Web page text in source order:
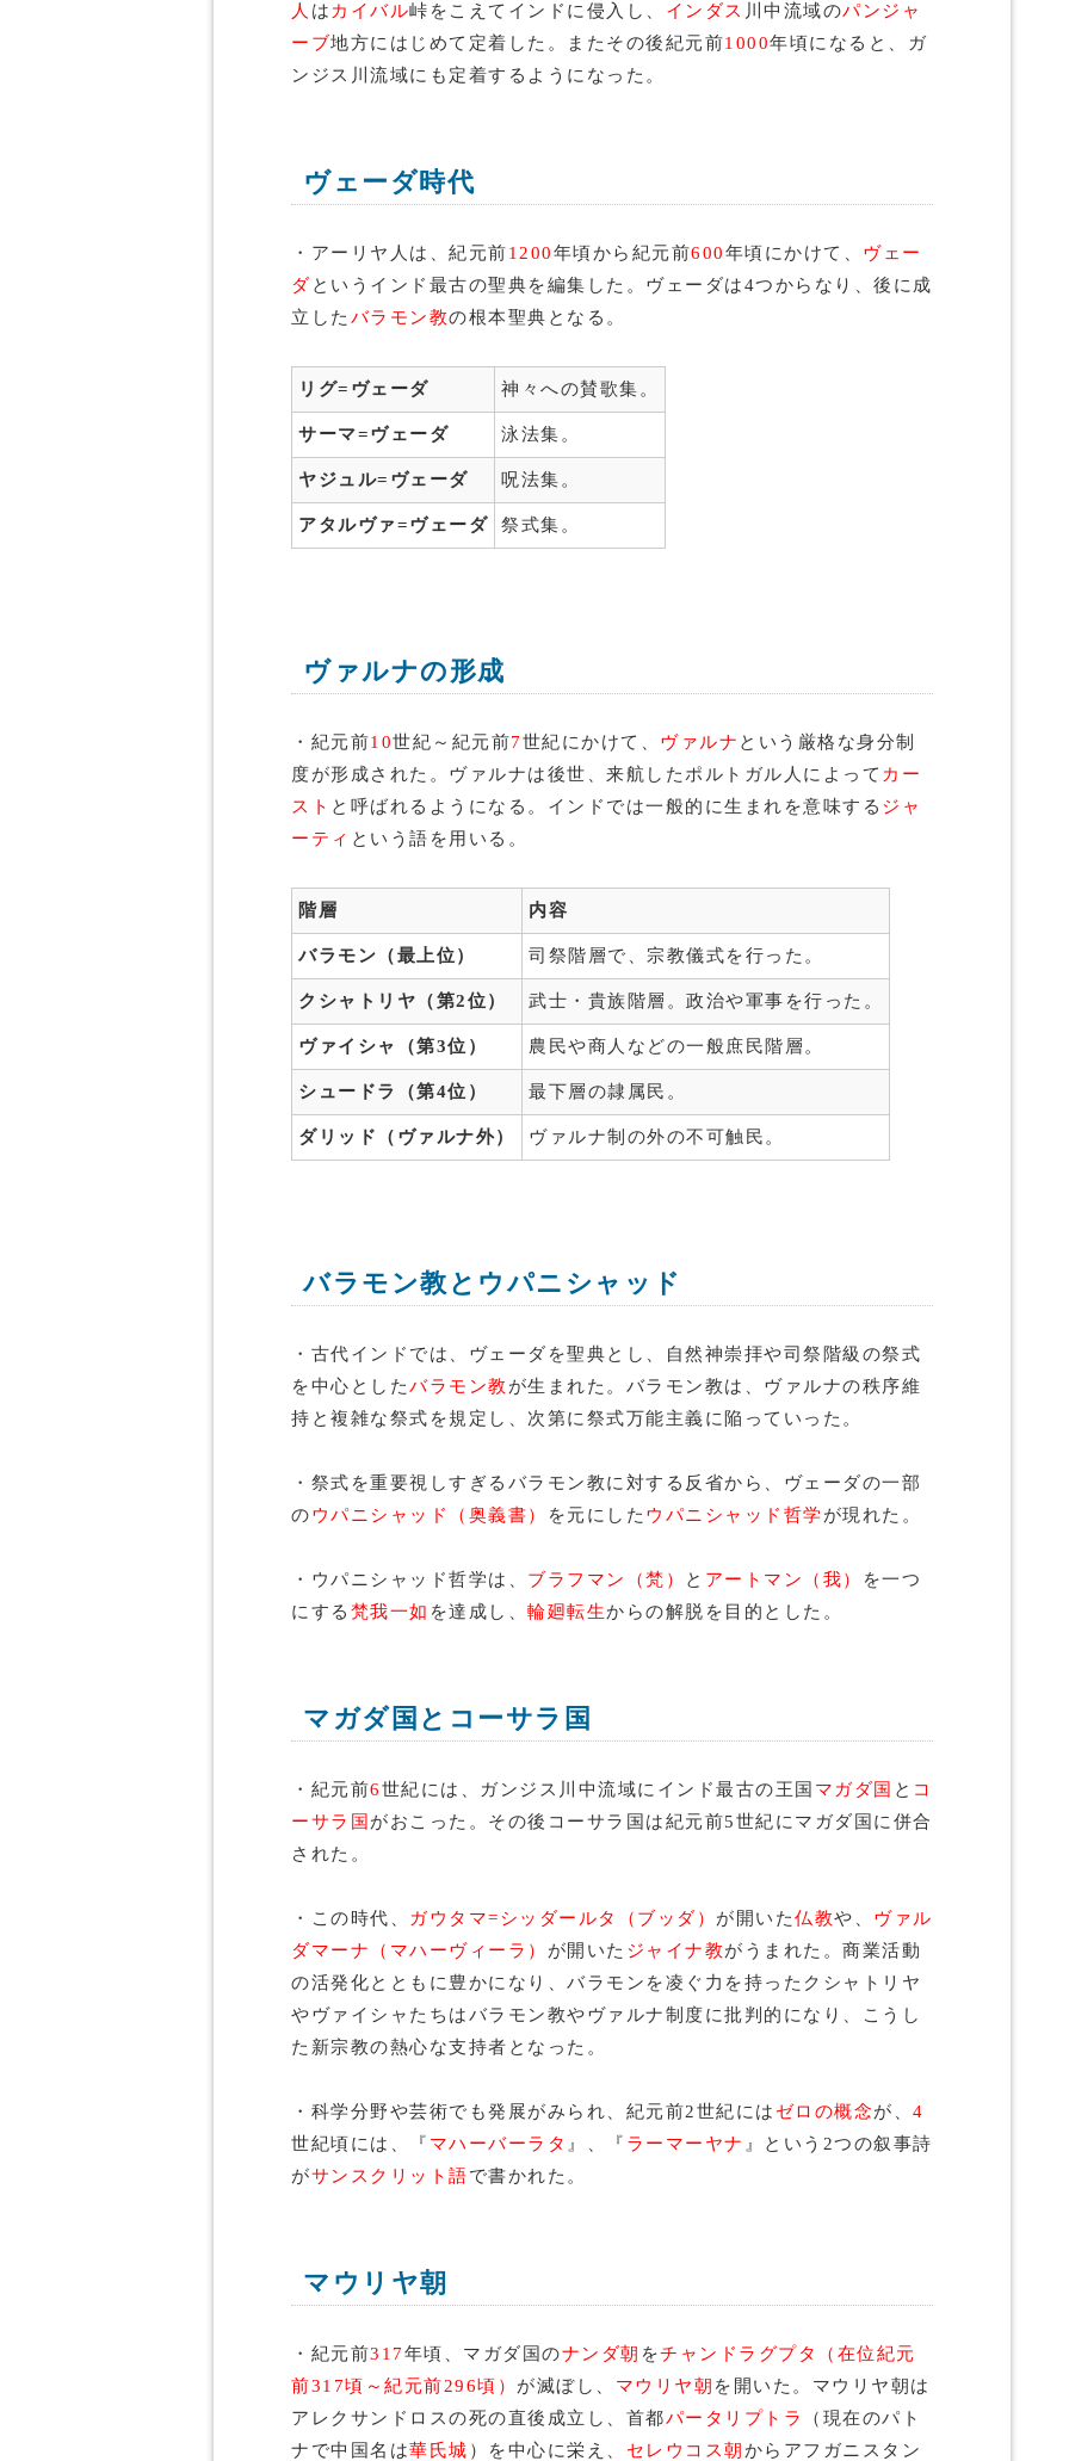
人 は カイバル峠をこえてインドに侵入し、 インダス 川中流域のパンジャ
ーブ地方にはじめて定着した。またその後紀元前1000年頃になると、ガ
ンジス川流域にも定着するようになった。
ヴェーダ時代
・アーリヤ人は、紀元前1200年頃から紀元前600年頃にかけて、 ヴェー
ダというインド最古の聖典を編集した。ヴェーダは4つからなり、後に成
立した バラモン教の根本聖典となる。
リグ=ヴェーダ 神々への賛歌集。
サーマ=ヴェーダ 泳法集。
ヤジュル=ヴェーダ 呪法集。
アタルヴァ=ヴェーダ 祭式集。
ヴァルナの形成
・紀元前10世紀～紀元前7世紀にかけて、 ヴァルナ という厳格な身分制
度が形成された。ヴァルナは後世、来航したポルトガル人によって カー
スト と呼ばれるようになる。インドでは一般的に生まれを意味する ジャ
ーティ という語を用いる。
階層 内容
バラモン（最上位） 司祭階層で、宗教儀式を行った。
クシャトリヤ（第2位） 武士・貴族階層。政治や軍事を行った。
ヴァイシャ（第3位） 農民や商人などの一般庶民階層。
シュードラ（第4位） 最下層の隷属民。
ダリッド（ヴァルナ外） ヴァルナ制の外の不可触民。
バラモン教とウパニシャッド
・古代インドでは、ヴェーダを聖典とし、自然神崇拝や司祭階級の祭式
を中心としたバラモン教 が生まれた。バラモン教は、ヴァルナの秩序維
持と複雑な祭式を規定し、次第に祭式万能主義に陥っていった。
・祭式を重要視しすぎるバラモン教に対する反省から、ヴェーダの一部
のウパニシャッド（奥義書） を元にした ウパニシャッド哲学が現れた。
・ウパニシャッド哲学は、 ブラフマン（梵） と アートマン（我）
を一つ
にする 梵我一如 を達成し、 輪廻転生からの解脱を目的とした。
マガダ国とコーサラ国
・紀元前6世紀には、ガンジス川中流域にインド最古の王国 マガダ国 と コ
ーサラ国 がおこった。その後コーサラ国は紀元前5世紀にマガダ国に併合
された。
・この時代、 ガウタマ=シッダールタ（ブッダ） が開いた仏教や、 ヴァル
ダマーナ（マハーヴィーラ） が開いた ジャイナ教がうまれた。商業活動
の活発化とともに豊かになり、バラモンを凌ぐ力を持ったクシャトリヤ
やヴァイシャたちはバラモン教やヴァルナ制度に批判的になり、こうし
た新宗教の熱心な支持者となった。
・科学分野や芸術でも発展がみられ、紀元前2世紀には ゼロの概念が、 4
世紀頃には、『 マハーバーラタ 』、『 ラーマーヤナ 』という2つの叙事詩
がサンスクリット語で書かれた。
マウリヤ朝
・紀元前317年頃、マガダ国のナンダ朝 をチャンドラグプタ（在位紀元
前317頃～紀元前296頃） が滅ぼし、 マウリヤ朝 を開いた。マウリヤ朝は
アレクサンドロスの死の直後成立し、首都パータリプトラ
（現在のパト
ナで中国名は華氏城 ）を中心に栄え、 セレウコス朝 からアフガニスタン